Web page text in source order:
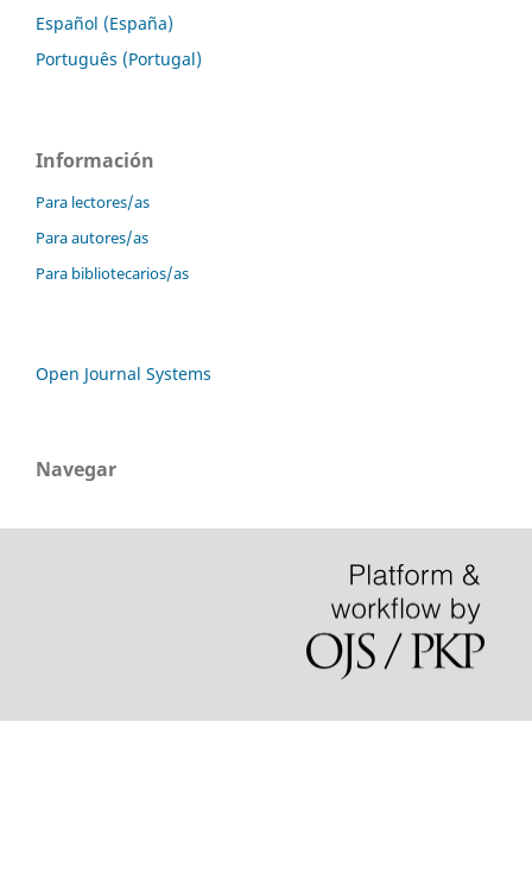
Español (España)
Português (Portugal)
Información
Para lectores/as
Para autores/as
Para bibliotecarios/as
Open Journal Systems
Navegar